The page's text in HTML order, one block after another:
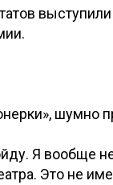
шумно
Я вообще
Это не